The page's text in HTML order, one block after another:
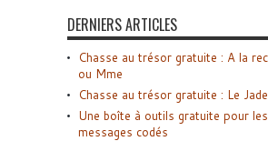
DERNIERS ARTICLES
Chasse au trésor gratuite : A la
ou Mme
Chasse au trésor gratuite : Le
Une boîte à outils gratuite pour
messages codés